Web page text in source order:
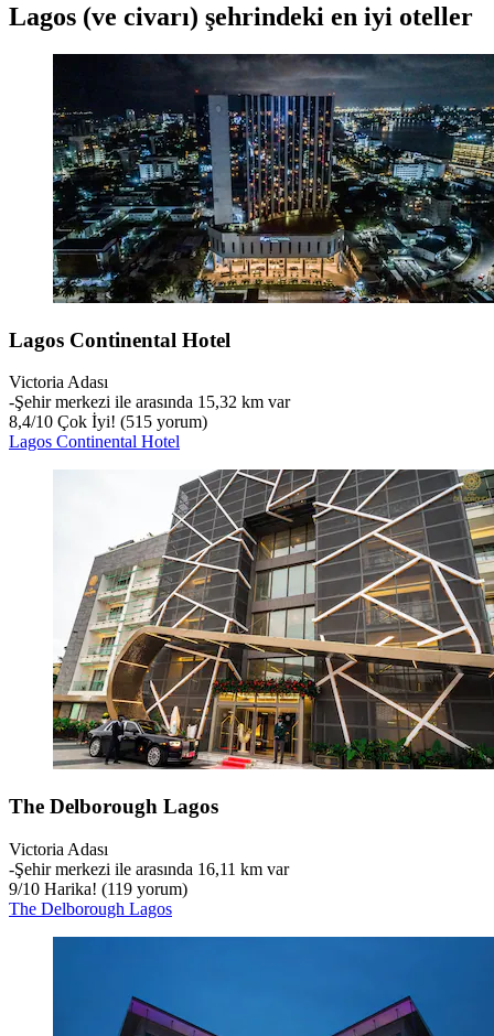
Lagos (ve civarı) şehrindeki en iyi oteller
Lagos Continental Hotel
Victoria Adası
‐Şehir merkezi ile arasında 15,32 km var
8,4/10 Çok İyi! (515 yorum)
Lagos Continental Hotel
The Delborough Lagos
Victoria Adası
‐Şehir merkezi ile arasında 16,11 km var
9/10 Harika! (119 yorum)
The Delborough Lagos